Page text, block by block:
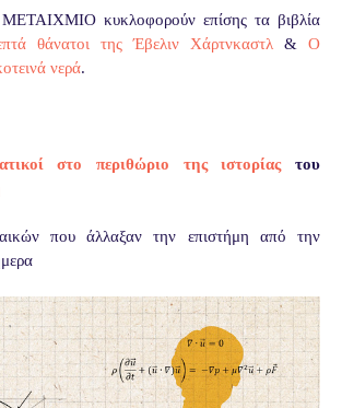
ΜΕΤΑΙΧΜΙΟ κυκλοφορούν επίσης τα βιβλία
θάνατοι της Έβελιν Χάρτνκαστλ & Ο
νερά.
στο περιθώριο της ιστορίαςτου
που άλλαξαν την επιστήμη από την